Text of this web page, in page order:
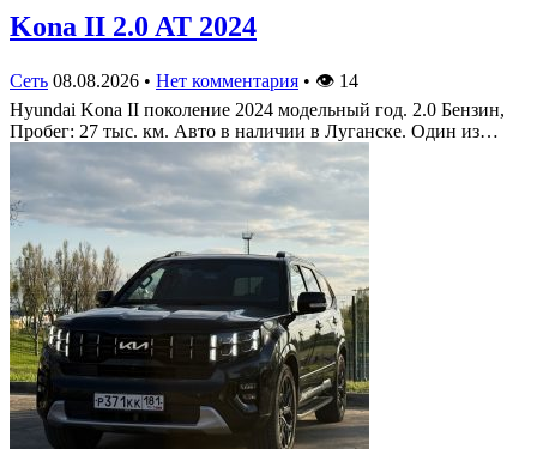
Kona II 2.0 AT 2024
Сеть 08.08.2026 • Нет комментария • 👁 14
Hyundai Kona II поколение 2024 модельный год. 2.0 Бензин,
Пробег: 27 тыс. км. Авто в наличии в Луганске. Один из…